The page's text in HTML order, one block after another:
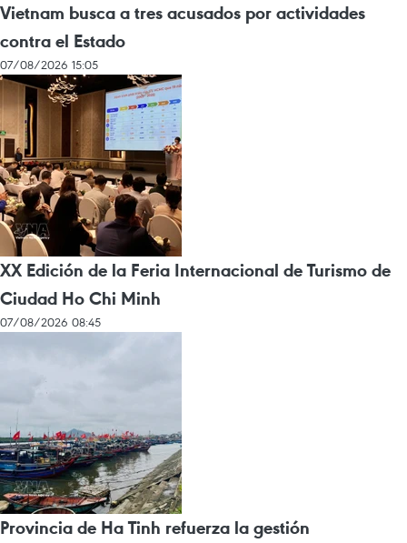
Vietnam busca a tres acusados por actividades
contra el Estado
07/08/2026 15:05
XX Edición de la Feria Internacional de Turismo de
Ciudad Ho Chi Minh
07/08/2026 08:45
Provincia de Ha Tinh refuerza la gestión